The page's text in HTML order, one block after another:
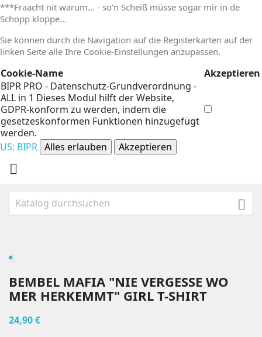
***Fraacht nit warum... - so'n Scheiß müsse sogar mir in de
Schopp kloppe...
Sie können durch die Navigation auf die Registerkarten auf der
linken Seite alle Ihre Cookie-Einstellungen anzupassen.
Cookie-Name
Akzeptieren
BIPR PRO - Datenschutz-Grundverordnung -
ALL in 1 Dieses Modul hilft der Website,
GDPR-konform zu werden, indem die
gesetzeskonformen Funktionen hinzugefügt
werden.
US: BIPR Alles erlauben Akzeptieren


BEMBEL MAFIA "NIE VERGESSE WO
MER HERKEMMT" GIRL T-SHIRT
24,90 €